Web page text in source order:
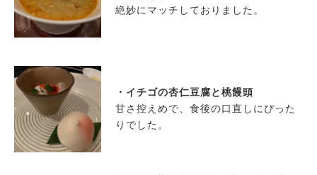
絶妙にマッチしておりました。
・イチゴの杏仁豆腐と桃饅頭
甘さ控えめで、食後の口直しにぴった
りでした。